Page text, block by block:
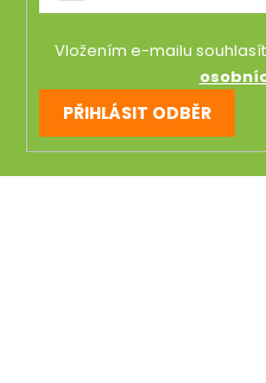
Vložením e-mailu
PŘIHLÁSIT ODBĚR
Z